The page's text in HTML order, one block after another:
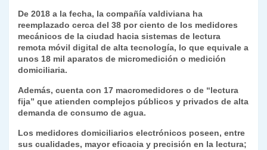
k
n
dl
y
tir
De 2018 a la fecha, la compañía valdiviana ha
reemplazado cerca del 38 por ciento de los medidores
mecánicos de la ciudad hacia sistemas de lectura
remota móvil digital de alta tecnología, lo que equivale a
unos 18 mil aparatos de micromedición o medición
domiciliaria.
Además, cuenta con 17 macromedidores o de “lectura
fija” que atienden complejos públicos y privados de alta
demanda de consumo de agua.
Los medidores domiciliarios electrónicos poseen, entre
sus cualidades, mayor eficacia y precisión en la lectura;